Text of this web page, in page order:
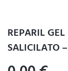
REPARIL
SALICILATO